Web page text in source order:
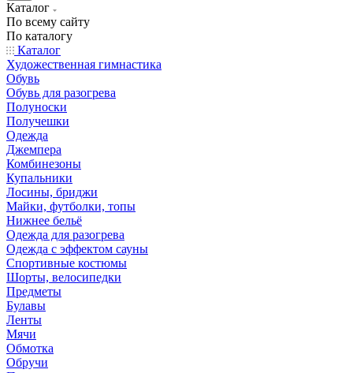
Каталог
По всему сайту
По каталогу
Каталог
Художественная гимнастика
Обувь
Обувь для разогрева
Полуноски
Получешки
Одежда
Джемпера
Комбинезоны
Купальники
Лосины, бриджи
Майки, футболки, топы
Нижнее бельё
Одежда для разогрева
Одежда с эффектом сауны
Спортивные костюмы
Шорты, велосипедки
Предметы
Булавы
Ленты
Мячи
Обмотка
Обручи